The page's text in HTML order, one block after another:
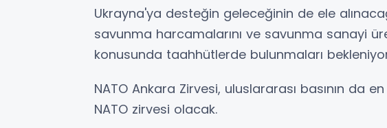
Ukrayna'ya desteğin geleceğinin de ele
savunma harcamalarını ve savunma sanayi
konusunda taahhütlerde bulunmaları
NATO Ankara Zirvesi, uluslararası basının da
NATO zirvesi olacak.